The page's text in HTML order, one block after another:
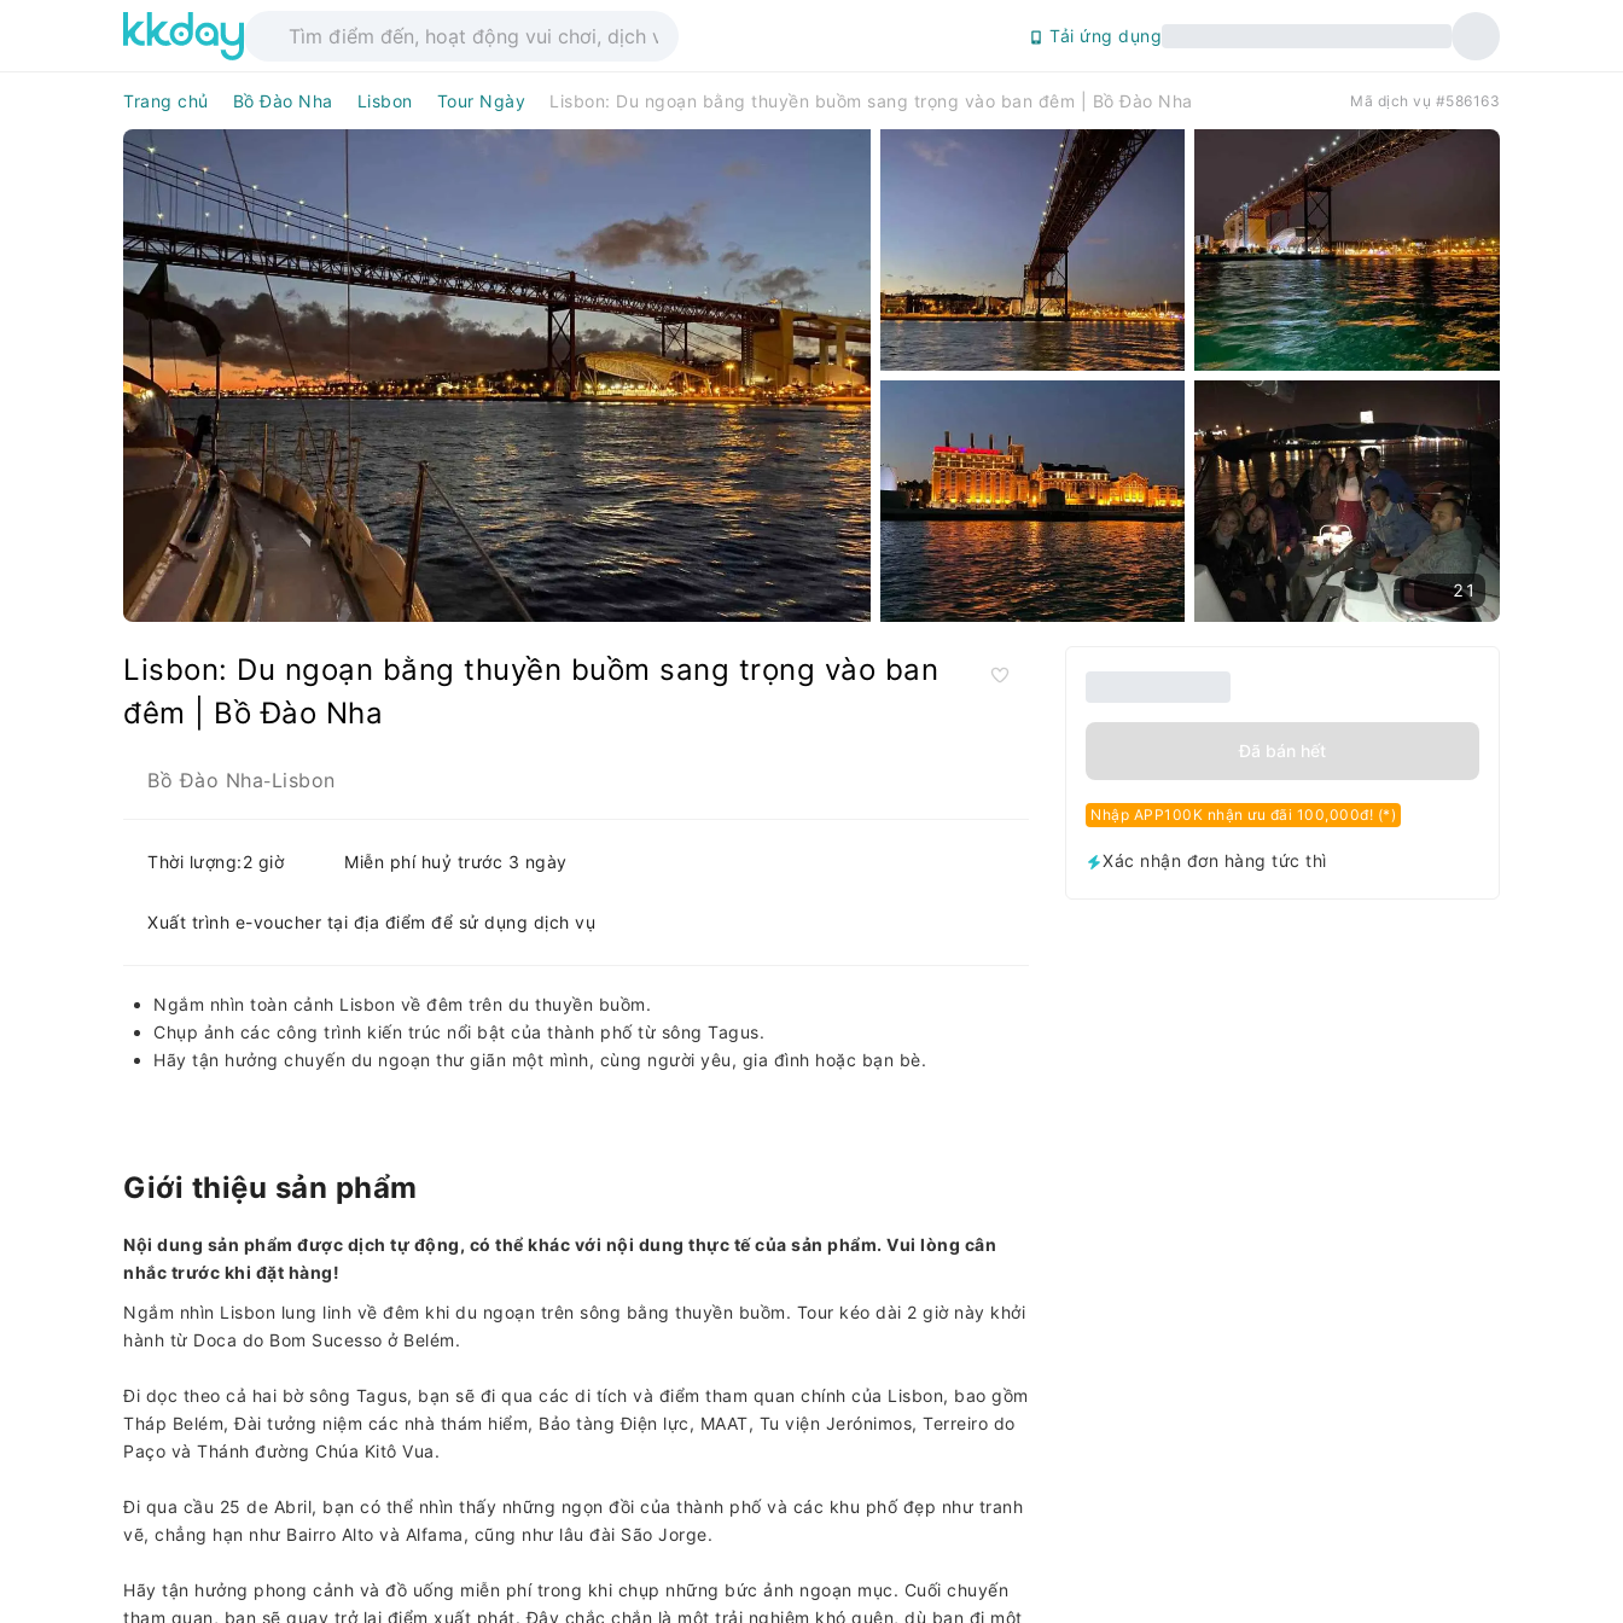
Tải ứng dụng
Trang chủ Bồ Đào Nha Lisbon Tour Ngày Lisbon: Du ngoạn bằng thuyền buồm sang trọng vào ban đêm | Bồ Đào Nha Mã dịch vụ #586163
21
Lisbon: Du ngoạn bằng thuyền buồm sang trọng vào ban
đêm | Bồ Đào Nha
Bồ Đào Nha-Lisbon
Thời lượng:2 giờ Miễn phí huỷ trước 3 ngày
Xuất trình e-voucher tại địa điểm để sử dụng dịch vụ
Ngắm nhìn toàn cảnh Lisbon về đêm trên du thuyền buồm.
Chụp ảnh các công trình kiến ​​trúc nổi bật của thành phố từ sông Tagus.
Hãy tận hưởng chuyến du ngoạn thư giãn một mình, cùng người yêu, gia đình hoặc bạn bè.
Đã bán hết
Nhập APP100K nhận ưu đãi 100,000đ! (*)
Xác nhận đơn hàng tức thì
Giới thiệu sản phẩm
Nội dung sản phẩm được dịch tự động, có thể khác với nội dung thực tế của sản phẩm. Vui lòng cân
nhắc trước khi đặt hàng!
Ngắm nhìn Lisbon lung linh về đêm khi du ngoạn trên sông bằng thuyền buồm. Tour kéo dài 2 giờ này khởi
hành từ Doca do Bom Sucesso ở Belém.
Đi dọc theo cả hai bờ sông Tagus, bạn sẽ đi qua các di tích và điểm tham quan chính của Lisbon, bao gồm
Tháp Belém, Đài tưởng niệm các nhà thám hiểm, Bảo tàng Điện lực, MAAT, Tu viện Jerónimos, Terreiro do
Paço và Thánh đường Chúa Kitô Vua.
Đi qua cầu 25 de Abril, bạn có thể nhìn thấy những ngọn đồi của thành phố và các khu phố đẹp như tranh
vẽ, chẳng hạn như Bairro Alto và Alfama, cũng như lâu đài São Jorge.
Hãy tận hưởng phong cảnh và đồ uống miễn phí trong khi chụp những bức ảnh ngoạn mục. Cuối chuyến
tham quan, bạn sẽ quay trở lại điểm xuất phát. Đây chắc chắn là một trải nghiệm khó quên, dù bạn đi một